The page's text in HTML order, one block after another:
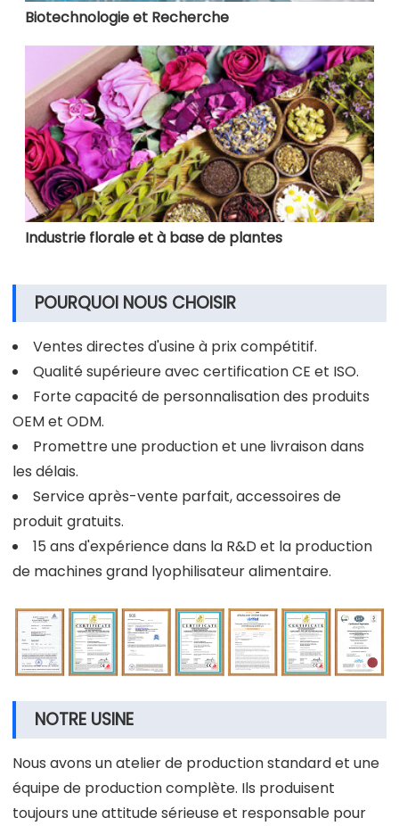
Biotechnologie et Recherche
Industrie florale et à base de plantes
POURQUOI NOUS CHOISIR
Ventes directes d'usine à prix compétitif.
Qualité supérieure avec certification CE et ISO.
Forte capacité de personnalisation des produits
OEM et ODM.
Promettre une production et une livraison dans
les délais.
Service après-vente parfait, accessoires de
produit gratuits.
15 ans d'expérience dans la R&D et la production
de machines grand lyophilisateur alimentaire.
NOTRE USINE
Nous avons un atelier de production standard et une
équipe de production complète. Ils produisent
toujours une attitude sérieuse et responsable pour